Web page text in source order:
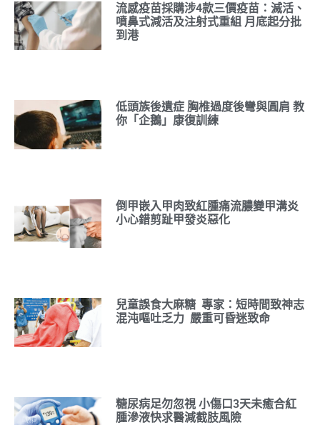
流感疫苗採購涉4款三價疫苗：滅活、
噴鼻式減活及注射式重組 月底起分批
到港
低頭族後遺症 胸椎過度後彎與圓肩 教
你「企鵝」康復訓練
倒甲嵌入甲肉致紅腫痛流膿變甲溝炎
小心錯剪趾甲發炎惡化
兒童誤食大麻糖 專家：短時間致神志
混沌嘔吐乏力 嚴重可昏迷致命
糖尿病足勿忽視 小傷口3天未癒合紅
腫滲液快求醫減截肢風險